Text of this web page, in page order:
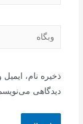
وبگاه
ذخیره نام،
دیدگاهی